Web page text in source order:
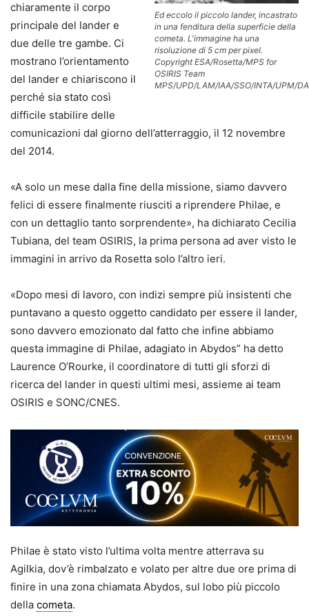
Ed eccolo il piccolo lander, incastrato
in una fenditura della superficie della
cometa. L'immagine ha una
risoluzione di 5 cm per pixel.
Copyright ESA/Rosetta/MPS for
OSIRIS Team
MPS/UPD/LAM/IAA/SSO/INTA/UPM/
chiaramente il corpo
principale del lander e
due delle tre gambe. Ci
mostrano l’orientamento
del lander e chiariscono il
perché sia stato così
difficile stabilire delle
comunicazioni dal giorno dell’atterraggio, il 12 novembre
del 2014.
«A solo un mese dalla fine della missione, siamo davvero
felici di essere finalmente riusciti a riprendere Philae, e
con un dettaglio tanto sorprendente», ha dichiarato Cecilia
Tubiana, del team OSIRIS, la prima persona ad aver visto le
immagini in arrivo da Rosetta solo l’altro ieri.
«Dopo mesi di lavoro, con indizi sempre più insistenti che
puntavano a questo oggetto candidato per essere il lander,
sono davvero emozionato dal fatto che infine abbiamo
questa immagine di Philae, adagiato in Abydos” ha detto
Laurence O’Rourke, il coordinatore di tutti gli sforzi di
ricerca del lander in questi ultimi mesi, assieme ai team
OSIRIS e SONC/CNES.
Philae è stato visto l’ultima volta mentre atterrava su
Agilkia, dov’è rimbalzato e volato per altre due ore prima di
finire in una zona chiamata Abydos, sul lobo più piccolo
della cometa.